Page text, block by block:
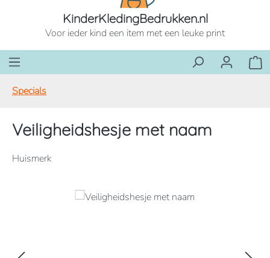
KinderKledingBedrukken.nl
Voor ieder kind een item met een leuke print
Specials
Veiligheidshesje met naam
Huismerk
Afbeeldingengalerij overslaan